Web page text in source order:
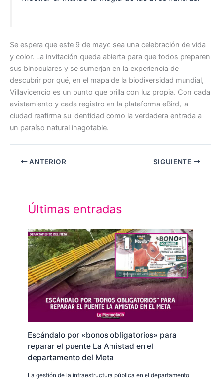
Se espera que este 9 de mayo sea una celebración de vida
y color. La invitación queda abierta para que todos preparen
sus binoculares y se sumerjan en la experiencia de
descubrir por qué, en el mapa de la biodiversidad mundial,
Villavicencio es un punto que brilla con luz propia. Con cada
avistamiento y cada registro en la plataforma eBird, la
ciudad reafirma su identidad como la verdadera entrada a
un paraíso natural inagotable.
ANTERIOR SIGUIENTE
Últimas entradas
Escándalo por «bonos obligatorios» para
reparar el puente La Amistad en el
departamento del Meta
La gestión de la infraestructura pública en el departamento